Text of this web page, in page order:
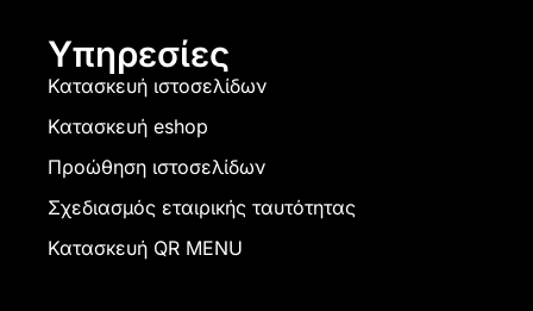
Υπηρεσίες
Κατασκευή ιστοσελίδων
Κατασκευή eshop
Προώθηση ιστοσελίδων
Σχεδιασμός εταιρικής ταυτότητας
Κατασκευή QR MENU